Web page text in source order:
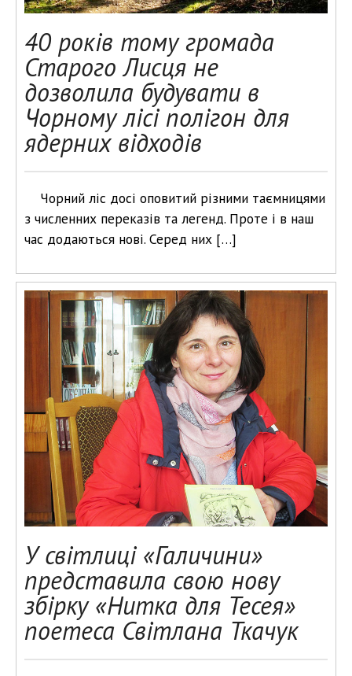
40 років тому громада
Старого Лисця не
дозволила будувати в
Чорному лісі полігон для
ядерних відходів
Чорний ліс досі оповитий різними таємницями
з численних переказів та легенд. Проте і в наш
час додаються нові. Серед них […]
У світлиці «Галичини»
представила свою нову
збірку «Нитка для Тесея»
поетеса Світлана Ткачук